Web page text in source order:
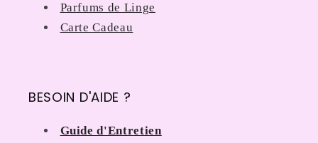
Parfums de Linge
Carte Cadeau
BESOIN D'AIDE ?
Guide d'Entretien